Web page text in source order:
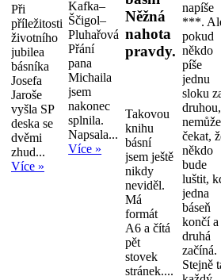
Při
příležitosti
životního
jubilea
básníka
Josefa
Jaroše
vyšla SP
deska se
dvěmi
zhud...
Více »
Kafka–
Ščigol–
Pluhařová
Přání
pana
Michaila
jsem
nakonec
splnila.
Napsala...
Více »
Něžná
nahota
pravdy.
Takovou
knihu
básní
jsem ještě
nikdy
neviděl.
Má
formát
A6 a čítá
pět
stovek
stránek....
napíše
***.
pokud
někdo
píše
jednu
sloku
druhou,
nemůže
čekat,
někdo
bude
luštit,
jedna
báseň
končí a
druhá
začíná.
Stejně